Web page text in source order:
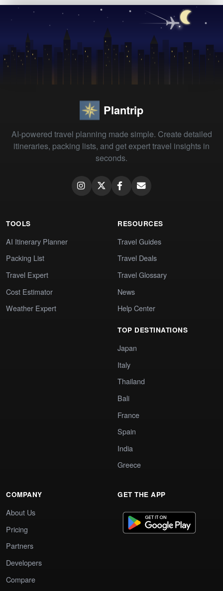
Plantrip
AI-powered travel planning made simple. Create detailed
itineraries, packing lists, and get expert travel insights in
seconds.
TOOLS
AI Itinerary Planner
Packing List
Travel Expert
Cost Estimator
Weather Expert
RESOURCES
Travel Guides
Travel Deals
Travel Glossary
News
Help Center
TOP DESTINATIONS
Japan
Italy
Thailand
Bali
France
Spain
India
Greece
COMPANY
About Us
Pricing
Partners
Developers
Compare
GET THE APP